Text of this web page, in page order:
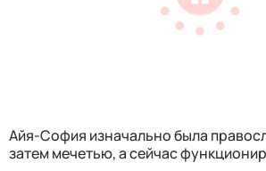
Айя-София изначально была
затем мечетью, а сейчас